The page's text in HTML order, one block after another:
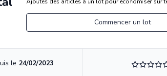
Commencer un lot
le 24/02/2023